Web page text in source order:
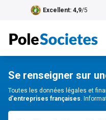
Excellent: 4,9/5
Se renseigner sur
Toutes les données légales et
d'entreprises françaises.